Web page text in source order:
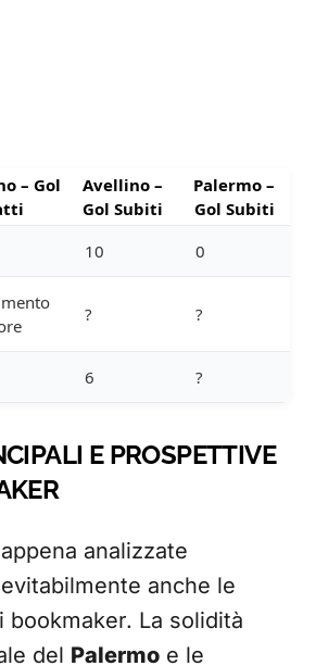
– Gol
Avellino –
Gol Subiti
Palermo –
Gol Subiti
10 0
? ?
6 ?
E PROSPETTIVE
analizzate
anche le
bookmaker. La solidità
del Palermo e le